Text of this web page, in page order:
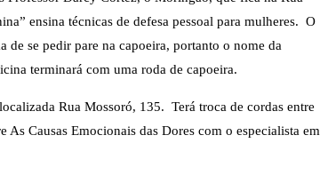
ensina técnicas de defesa pessoal para mulheres. O
se pedir pare na capoeira, portanto o nome da
terminará com uma roda de capoeira.
Rua Mossoró, 135. Terá troca de cordas entre
Causas Emocionais das Dores com o especialista em